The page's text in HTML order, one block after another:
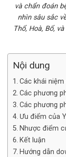
và chẩn đoán
nhìn sâu sắc
Thổ, Hoà, Bổ,
Nội dung
Các khái niệm
Các phương
Các phương
Ưu điểm của
Nhược điểm
Kết luận
Hướng dẫn